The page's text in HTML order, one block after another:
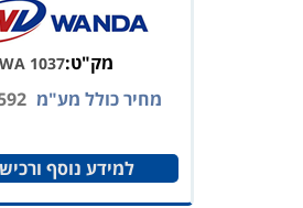
מק"ט:WA 1037
מחיר כולל מע"מ ₪592
למידע נוסף ורכישה